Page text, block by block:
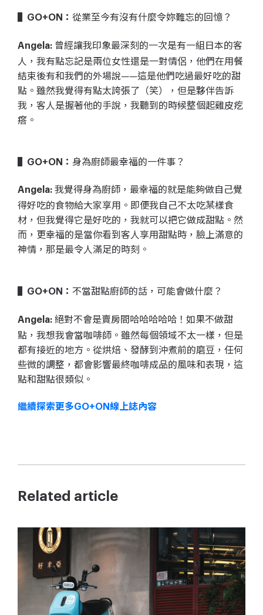
▌GO+ON： 從業至今有沒有什麼令妳難忘的回憶？
Angela: 曾經讓我印象最深刻的一次是有一組日本的客
人，我有點忘記是兩位女性還是一對情侶，他們在用餐
結束後有和我們的外場說——這是他們吃過最好吃的甜
點。雖然我覺得有點太誇張了（笑），但是夥伴告訴
我，客人是握著他的手說，我聽到的時候整個起雞皮疙
瘩。
▌GO+ON： 身為廚師最幸福的一件事？
Angela: 我覺得身為廚師，最幸福的就是能夠做自己覺
得好吃的食物給大家享用。即便我自己不太吃某樣食
材，但我覺得它是好吃的，我就可以把它做成甜點。然
而，更幸福的是當你看到客人享用甜點時，臉上滿意的
神情，那是最令人滿足的時刻。
▌GO+ON： 不當甜點廚師的話，可能會做什麼？
Angela: 絕對不會是賣房間哈哈哈哈哈！如果不做甜
點，我想我會當咖啡師。雖然每個領域不太一樣，但是
都有接近的地方。從烘焙、發酵到沖煮前的磨豆，任何
些微的調整，都會影響最終咖啡成品的風味和表現，這
點和甜點很類似。
繼續探索更多GO+ON線上誌內容
Related article